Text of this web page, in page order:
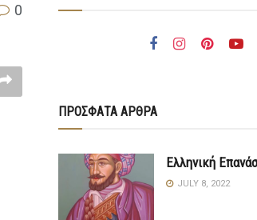
0
ΠΡΟΣΦΑΤΑ ΑΡΘΡΑ
Ελληνική
JULY 8, 2022